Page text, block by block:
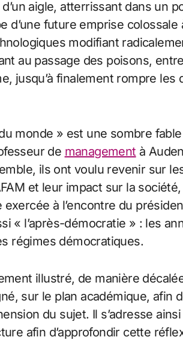
d’un aigle, atterrissant dans un
d’une future emprise
modifiant
au passage des poisons,
jusqu’à finalement rompre
monde » est une sombre
de management à
ils ont voulu revenir sur
et leur impact sur la
exercée à l’encontre du
« l’après-démocratie » : les
régimes démocratiques.
illustré, de manière
sur le plan académique, afin
du sujet. Il s’adresse
afin d’approfondir cette